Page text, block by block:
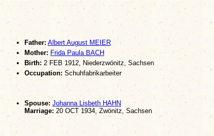
Father: Albert August MEIER
Mother: Frida Paula BACH
Birth: 2 FEB 1912, Niederzwönitz, Sachsen
Occupation: Schuhfabrikarbeiter
Spouse: Johanna Lisbeth HAHN
Marriage:20 OCT 1934, Zwönitz, Sachsen